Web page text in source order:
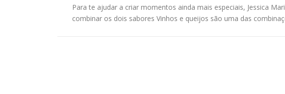
Para te ajudar a criar momentos ainda mais especiais, Jessica
combinar os dois sabores Vinhos e queijos são uma das